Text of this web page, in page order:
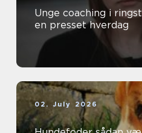
Unge coaching i
en presset hverdag
02. July 2026